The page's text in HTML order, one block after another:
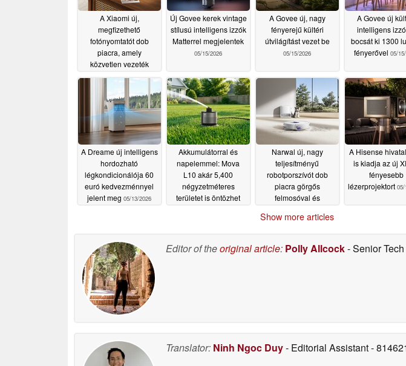
A Xiaomi új,
megfizethető
fotónyomtatót dob
piacra, amely
közvetlen vezeték
lehetőséget kínál
07/07/2026
Új Govee kerek vintage
stílusú intelligens izzók
Matterrel megjelentek
05/15/2026
A Govee új, nagy
fényerejű kültéri
útvilágítást vezet be
05/15/2026
A Govee új
intelligens
bocsát ki 1300
fényerővel 05/
A Dreame új intelligens
hordozható
légkondicionálója 60
euró kedvezménnyel
jelent meg 05/13/2026
Akkumulátorral és
napelemmel: Mova
L10 akár 5,400
négyzetméteres
területet is öntözhet
Narwal új, nagy
teljesítményű
robotporszívót dob
piacra görgős
felmosóval és
állomással05/12/2026
A Hisense
is kiadja az új
fényesebb
lézerprojektort 05/
Show more articles
Editor of theoriginal article: Polly Allcock- Senior
Translator: Ninh Ngoc Duy- Editorial Assistant-